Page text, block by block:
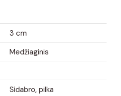
3 cm
Medžiaginis
Sidabro, pilka